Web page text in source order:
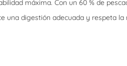
máxima. Con un 60 % de
una digestión adecuada y respeta